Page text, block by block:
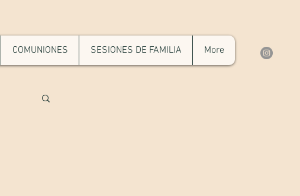
COMUNIONES SESIONES DE FAMILIA More